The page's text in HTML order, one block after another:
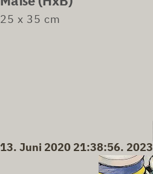
25 x 35 cm
13. Juni 2020 21:38:56. 2023